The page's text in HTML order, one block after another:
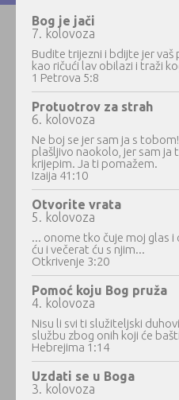
Bog je jači
7. kolovoza
Budite trijezni i bdijte jer vaš
kao ričući lav obilazi i traži
1 Petrova 5:8
Protuotrov za strah
6. kolovoza
Ne boj se jer sam ja s
plašljivo naokolo, jer sam ja
krijepim. Ja ti pomažem.
Izaija 41:10
Otvorite vrata
5. kolovoza
... onome tko čuje moj glas i
ću i večerat ću s njim...
Otkrivenje 3:20
Pomoć koju Bog pruža
4. kolovoza
Nisu li svi ti služiteljski
službu zbog onih koji će
Hebrejima 1:14
Uzdati se u Boga
3. kolovoza